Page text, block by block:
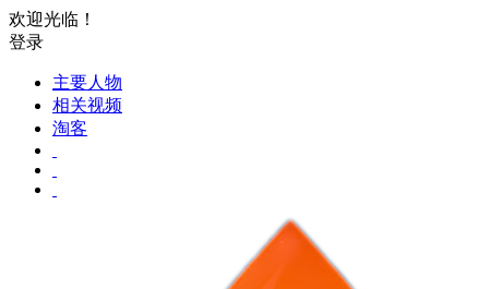
欢迎光临！
登录
主要人物
相关视频
淘客